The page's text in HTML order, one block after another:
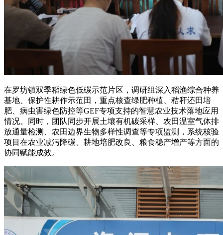
在罗坊镇双季稻绿色低碳示范片区，调研组深入稻渔综合种养
基地、保护性耕作示范田，重点核查绿肥种植、秸秆还田培
肥、病虫害绿色防控等GEF专项支持的智慧农业技术落地应用
情况。同时，团队同步开展土壤有机碳采样、农田温室气体排
放通量检测、农田边界生物多样性调查等专项监测，系统核验
项目在农业减污降碳、耕地培肥改良、粮食稳产增产等方面的
协同赋能成效。